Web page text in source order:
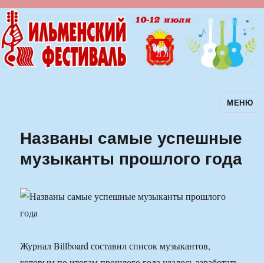
Ильменский фестиваль авторскойМЕНЮ
Названы самые успешные
музыканты прошлого года
Журнал Billboard составил список музыкантов,